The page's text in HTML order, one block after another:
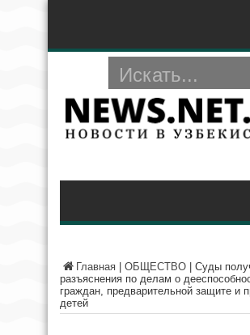
Главная ОБЩЕСТВО
Суды
разъяснения по делам о
граждан, предварительной защите и
детей